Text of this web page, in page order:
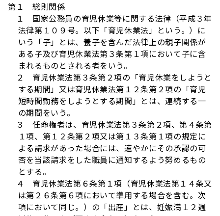
第１ 総則関係
１ 国家公務員の育児休業等に関する法律（平成３年
法律第１０９号。以下「育児休業法」という。）に
いう「子」とは、養子を含んだ法律上の親子関係が
ある子及び育児休業法第３条第１項において子に含
まれるものとされる者をいう。
２ 育児休業法第３条第２項の「育児休業をしようと
する期間」又は育児休業法第１２条第２項の「育児
短時間勤務をしようとする期間」とは、連続する一
の期間をいう。
３ 任命権者は、育児休業法第３条第２項、第４条第
１項、第１２条第２項又は第１３条第１項の規定に
よる請求があった場合には、速やかにその承認の可
否を当該請求をした職員に通知するよう努めるもの
とする。
４ 育児休業法第６条第１項（育児休業法第１４条又
は第２６条第６項において準用する場合を含む。次
項において同じ。）の「出産」とは、妊娠満１２週